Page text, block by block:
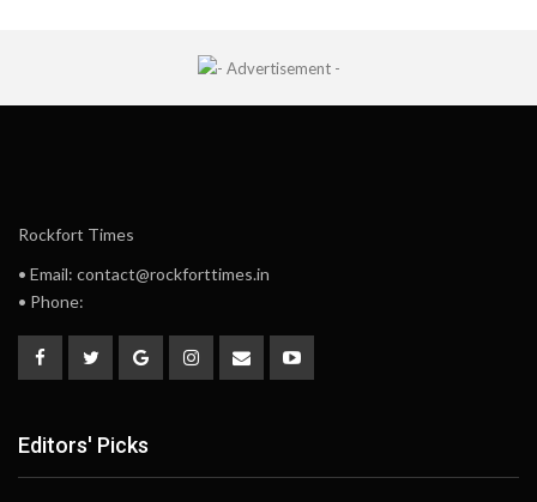
Rockfort Times
• Email: contact@rockforttimes.in
• Phone:
Editors' Picks